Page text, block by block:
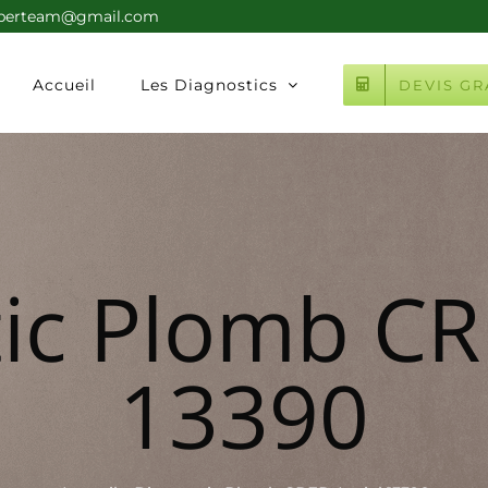
Accueil Les Diagnostics DEVIS
Plomb
13390